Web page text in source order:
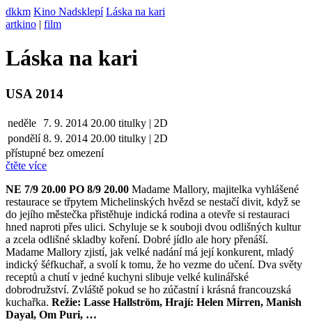
dkkm Kino Nadsklepí Láska na kari
artkino | film
Láska na kari
USA 2014
neděle 7. 9. 2014 20.00 titulky | 2D
pondělí 8. 9. 2014 20.00 titulky | 2D
přístupné bez omezení
čtěte více
NE 7/9 20.00 PO 8/9 20.00 Madame Mallory, majitelka vyhlášené
restaurace se třpytem Michelinských hvězd se nestačí divit, když se
do jejího městečka přistěhuje indická rodina a otevře si restauraci
hned naproti přes ulici. Schyluje se k souboji dvou odlišných kultur
a zcela odlišné skladby koření. Dobré jídlo ale hory přenáší.
Madame Mallory zjistí, jak velké nadání má její konkurent, mladý
indický šéfkuchař, a svolí k tomu, že ho vezme do učení. Dva světy
receptů a chutí v jedné kuchyni slibuje velké kulinářské
dobrodružství. Zvláště pokud se ho zúčastní i krásná francouzská
kuchařka. Režie: Lasse Hallström, Hrají: Helen Mirren, Manish
Dayal, Om Puri, …